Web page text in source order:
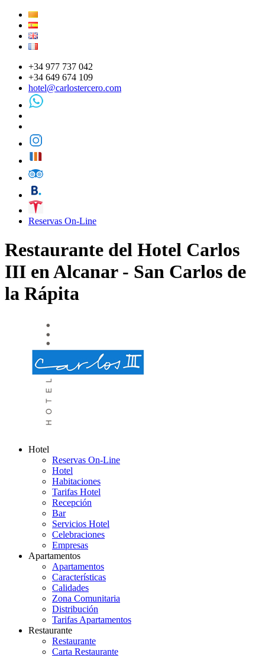
+34 977 737 042
+34 649 674 109
hotel@carlostercero.com
Reservas On-Line
Restaurante del Hotel Carlos
III en Alcanar - San Carlos de
la Rápita
Hotel
Reservas On-Line
Hotel
Habitaciones
Tarifas Hotel
Recepción
Bar
Servicios Hotel
Celebraciones
Empresas
Apartamentos
Apartamentos
Características
Calidades
Zona Comunitaria
Distribución
Tarifas Apartamentos
Restaurante
Restaurante
Carta Restaurante